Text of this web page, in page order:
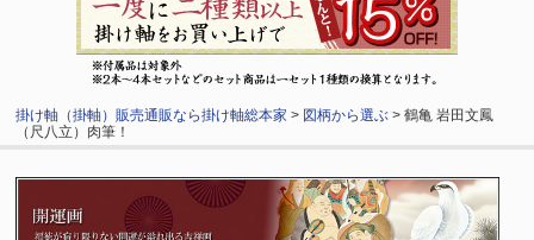
掛け軸（掛軸）販売通販なら掛け軸総本家 > 図柄から選ぶ > 鶴亀 岩田文鳳
（尺八立）肉筆！